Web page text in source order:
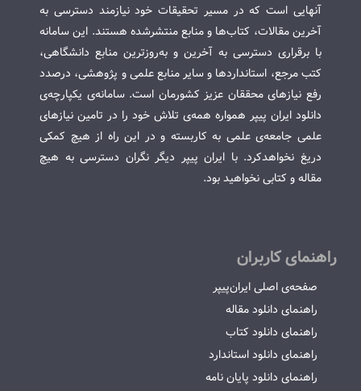
آنهایی است که در مسیر تحقیقات خود نیازمند دسترسی به
آخرین مقالات، کتاب‌ها و منابع منتشرشده هستند. این سامانه
با برقراری دسترسی به آخرین و به‌روزترین منابع دانشگاهی،
کتب مرجع، استانداردها و سایر منابع علمی و پژوهشی، درصدد
رفع نیازهای محققان عزیز کشورمان است. سامانه‌ی یکپارچه‌ی
دانلود ایران پیپر همواره همه‌ی تلاش خود را در تامین نیازهای
علمی جامعه‌ی علمی به کاربسته و در این راه از هیچ کمکی
دریغ نخواهدکرد. با ایران پیپر دیگر نگران دسترسی به هیچ
مقاله و کتابی نخواهید بود.
راهنمای کاربران
صفحه‌ی اصلی ایران‌پیپر
راهنمای دانلود مقاله
راهنمای دانلود کتاب
راهنمای دانلود استاندارد
راهنمای دانلود پایان نامه